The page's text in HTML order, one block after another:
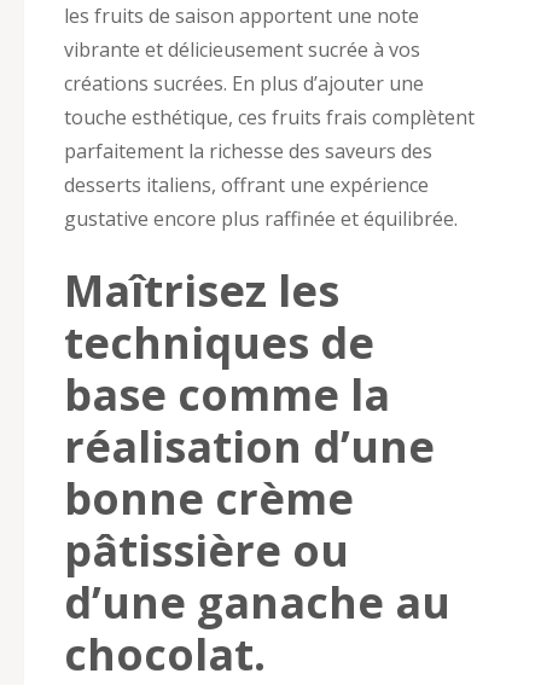
les fruits de saison apportent une note
vibrante et délicieusement sucrée à vos
créations sucrées. En plus d’ajouter une
touche esthétique, ces fruits frais complètent
parfaitement la richesse des saveurs des
desserts italiens, offrant une expérience
gustative encore plus raffinée et équilibrée.
Maîtrisez les
techniques de
base comme la
réalisation d’une
bonne crème
pâtissière ou
d’une ganache au
chocolat.